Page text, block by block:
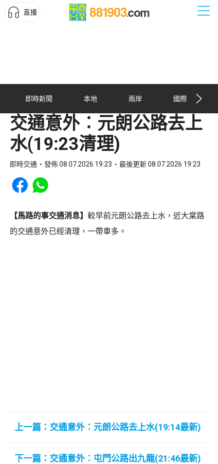
直播
即時新聞 本地 兩岸 國際
交通意外︰元朗公路去上
水(19:23清理)
即時交通 發佈 08.07.2026 19:23 最後更新 08.07.2026 19:23
Share to Facebook
Share to WhatsApp
【馬路的事交通消息】 較早前元朗公路去上水，近大棠路
的交通意外已經清理，一帶車多。
上一篇：交通意外：元朗公路去上水(19:14最新)
下一篇：交通意外︰屯門公路出九龍(21:46最新)